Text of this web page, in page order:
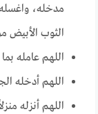
مدخله، واغسله
الثوب الأبيض
اللهم عامله
اللهم أدخله
اللهم أنزله